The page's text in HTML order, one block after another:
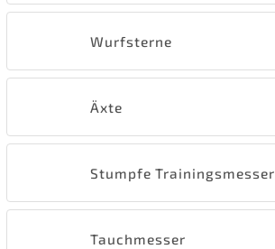
Wurfsterne
Äxte
Stumpfe Trainingsmesser
Tauchmesser